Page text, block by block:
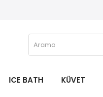
ICE BATH KÜVET